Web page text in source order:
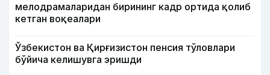
мелодрамаларидан бирининг кадр ортида қолиб
кетган воқеалари
Ўзбекистон ва Қирғизистон пенсия тўловлари
бўйича келишувга эришди